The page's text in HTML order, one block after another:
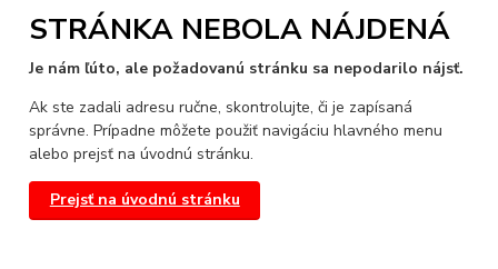
STRÁNKA NEBOLA NÁJDENÁ
Je nám ľúto, ale požadovanú stránku sa nepodarilo nájsť.
Ak ste zadali adresu ručne, skontrolujte, či je zapísaná
správne. Prípadne môžete použiť navigáciu hlavného menu
alebo prejsť na úvodnú stránku.
Prejsť na úvodnú stránku